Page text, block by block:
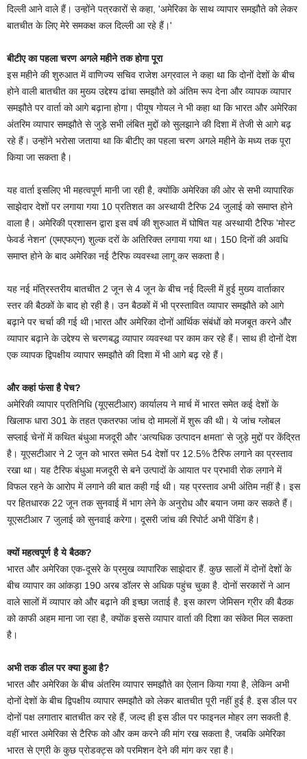
दिल्ली आने वाले हैं। उन्होंने पत्रकारों से कहा, 'अमेरिका के साथ व्यापार समझौते को लेकर
बातचीत के लिए मेरे समकक्ष कल दिल्ली आ रहे हैं।'
बीटीए का पहला चरण अगले महीने तक होगा पूरा
इस महीने की शुरुआत में वाणिज्य सचिव राजेश अग्रवाल ने कहा था कि दोनों देशों के बीच
होने वाली बातचीत का मुख्य उद्देश्य ढांचा समझौते को अंतिम रूप देना और व्यापक व्यापार
समझौते पर वार्ता को आगे बढ़ाना होगा। पीयूष गोयल ने भी कहा था कि भारत और अमेरिका
अंतरिम व्यापार समझौते से जुड़े सभी लंबित मुद्दों को सुलझाने की दिशा में तेजी से आगे बढ़
रहे हैं। उन्होंने भरोसा जताया था कि बीटीए का पहला चरण अगले महीने के मध्य तक पूरा
किया जा सकता है।
यह वार्ता इसलिए भी महत्वपूर्ण मानी जा रही है, क्योंकि अमेरिका की ओर से सभी व्यापारिक
साझेदार देशों पर लगाया गया 10 प्रतिशत का अस्थायी टैरिफ 24 जुलाई को समाप्त होने
वाला है। अमेरिकी प्रशासन द्वारा इस वर्ष की शुरुआत में घोषित यह अस्थायी टैरिफ 'मोस्ट
फेवर्ड नेशन' (एमएफएन) शुल्क दरों के अतिरिक्त लगाया गया था। 150 दिनों की अवधि
समाप्त होने के बाद अमेरिका नई टैरिफ व्यवस्था लागू कर सकता है।
यह नई मंत्रिस्तरीय बातचीत 2 जून से 4 जून के बीच नई दिल्ली में हुई मुख्य वार्ताकार
स्तर की बैठकों के बाद हो रही है। उन बैठकों में भी प्रस्तावित व्यापार समझौते को आगे
बढ़ाने पर चर्चा की गई थी।भारत और अमेरिका दोनों आर्थिक संबंधों को मजबूत करने और
व्यापार बढ़ाने के उद्देश्य से चरणबद्ध व्यापार व्यवस्था पर काम कर रहे हैं। साथ ही दोनों देश
एक व्यापक द्विपक्षीय व्यापार समझौते की दिशा में भी आगे बढ़ रहे हैं।
और कहां फंसा है पेच?
अमेरिकी व्यापार प्रतिनिधि (यूएसटीआर) कार्यालय ने मार्च में भारत समेत कई देशों के
खिलाफ धारा 301 के तहत एकतरफा जांच दो मामलों में शुरू की थी। ये जांच ग्लोबल
सप्लाई चेनों में कथित बंधुआ मजदूरी और ‘अत्यधिक उत्पादन क्षमता’ से जुड़े मुद्दों पर केंद्रित
है। यूएसटीआर ने 2 जून को भारत समेत 54 देशों पर 12.5% टैरिफ लगाने का प्रस्ताव
रखा था। यह टैरिफ बंधुआ मजदूरी से बने उत्पादों के आयात पर प्रभावी रोक लगाने में
विफल रहने के आरोप में लगाने की बात कही गई थी। यह प्रस्ताव अभी अंतिम नहीं है। इस
पर हितधारक 22 जून तक सुनवाई में भाग लेने के अनुरोध और बयान जमा कर सकते हैं।
यूएसटीआर 7 जुलाई को सुनवाई करेगा। दूसरी जांच की रिपोर्ट अभी पेंडिंग है।
क्‍यों महत्‍वपूर्ण है ये बैठक?
भारत और अमेरिका एक-दूसरे के प्रमुख व्यापारिक साझेदार हैं. कुछ सालों में दोनों देशों के
बीच व्यापार का आंकड़ा 190 अरब डॉलर से अधिक पहुंच चुका है. दोनों सरकारों ने आन
वाले सालों में व्‍यापार को और बढ़ाने की इच्‍छा जताई है. इस कारण जेमिसन ग्रीर की बैठक
को काफी अहम माना जा रहा है, क्‍योंक इससे व्‍यापार वार्ता की दिशा का संकेत मिल सकता
है।
अभी तक डील पर क्‍या हुआ है?
भारत और अमेरिका के बीच अंतरिम व्‍यापार समझौते का ऐलान किया गया है, लेकिन अभी
दोनों देशों के बीच द्विपक्षीय व्‍यापार समझौते को लेकर बातचीत पूरी नहीं हुई है. इस डील पर
दोनों पक्ष लगातार बातचीत कर रहे हैं, जल्‍द ही इस डील पर फाइनल मोहर लग सकती है.
वहीं भारत अमेरिका से टैरिफ को और कम करने की मांग रख सकता है, जबकि अमेरिका
भारत से एग्री के कुछ प्रोडक्‍ट्स को परमिशन देने की मांग कर रहा है।